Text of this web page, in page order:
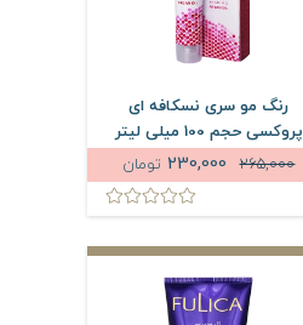
رنگ مو سری نسکافه ای
پروکسی حجم 100 میلی لیتر
265,000
تومان